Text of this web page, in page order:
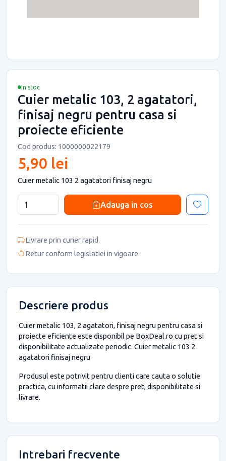
In stoc
Cuier metalic 103, 2 agatatori,
finisaj negru pentru casa si
proiecte eficiente
Cod produs: 1000000022179
5,90 lei
Cuier metalic 103 2 agatatori finisaj negru
Adauga in cos
Livrare prin curier rapid.
Retur conform legislatiei in vigoare.
Descriere produs
Cuier metalic 103, 2 agatatori, finisaj negru pentru casa si
proiecte eficiente este disponibil pe BoxDeal.ro cu pret si
disponibilitate actualizate periodic. Cuier metalic 103 2
agatatori finisaj negru
Produsul este potrivit pentru clienti care cauta o solutie
practica, cu informatii clare despre pret, disponibilitate si
livrare.
Intrebari frecvente